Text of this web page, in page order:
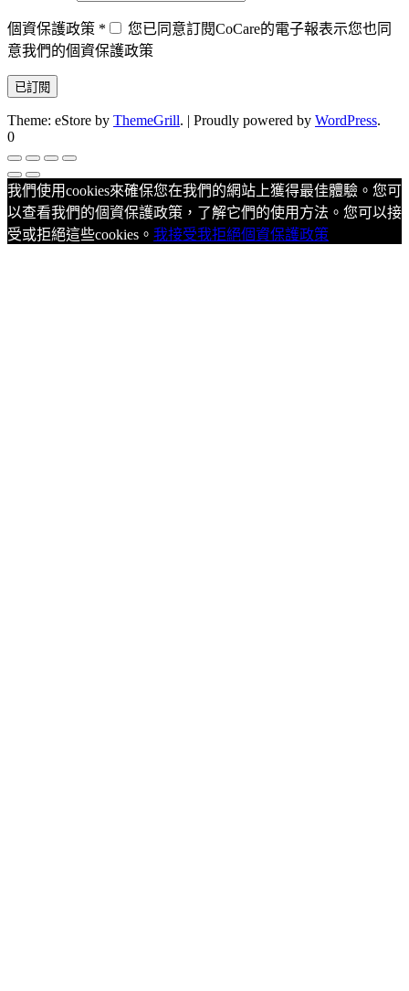
個資保護政策 *
您已同意訂閱CoCare的電子報表示您也同
意我們的個資保護政策
Theme: eStore by ThemeGrill. | Proudly powered by WordPress.
0
我們使用cookies來確保您在我們的網站上獲得最佳體驗。您可
以查看我們的個資保護政策，了解它們的使用方法。您可以接
受或拒絕這些cookies。 我接受我拒絕個資保護政策